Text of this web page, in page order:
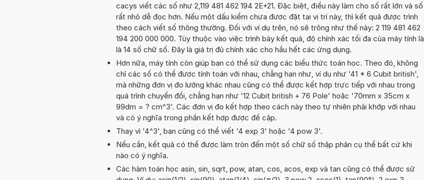
cacys viết các số như 2,119 481 462 194 2E+21. Đặc biệt, điều này làm cho số rất lớn và số
rất nhỏ dễ đọc hơn. Nếu một dấu kiểm chưa được đặt tại vị trí này, thì kết quả được trình
theo cách viết số thông thường. Đối với ví dụ trên, nó sẽ trông như thế này: 2 119 481 462
194 200 000 000. Tùy thuộc vào việc trình bày kết quả, độ chính xác tối đa của máy tính là
là 14 số chữ số. Đây là giá trị đủ chính xác cho hầu hết các ứng dụng.
Hơn nữa, máy tính còn giúp bạn có thể sử dụng các biểu thức toán học. Theo đó, không
chỉ các số có thể được tính toán với nhau, chẳng hạn như, ví dụ như '41 * 6 Cubit british',
mà những đơn vị đo lường khác nhau cũng có thể được kết hợp trực tiếp với nhau trong
quá trình chuyển đổi, chẳng hạn như '12 Cubit british + 76 Pole' hoặc '70mm x 35cm x
99dm = ? cm^3'. Các đơn vị đo kết hợp theo cách này theo tự nhiên phải khớp với nhau
và có ý nghĩa trong phần kết hợp được đề cập.
Thay vì '4^3', bạn cũng có thể viết '4 exp 3' hoặc '4 pow 3'.
Nếu cần, kết quả có thể được làm tròn đến một số chữ số thập phân cụ thể bất cứ khi
nào có ý nghĩa.
Các hàm toán học asin, sin, sqrt, pow, atan, cos, acos, exp và tan cũng có thể được sử